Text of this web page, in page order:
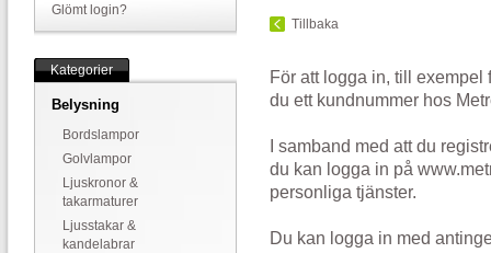
Glömt login?
Kategorier
Belysning
Bordslampor
Golvlampor
Ljuskronor &
takarmaturer
Ljusstakar &
kandelabrar
Tillbaka
För att logga in, till exempel
du ett kundnummer hos
I samband med att du
du kan logga in på
personliga tjänster.
Du kan logga in med